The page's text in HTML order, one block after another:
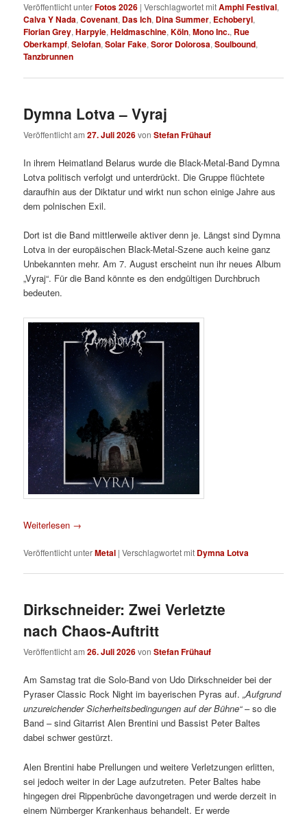
Veröffentlicht unterFotos 2026 |Verschlagwortet mitAmphi Festival,
Calva Y Nada,Covenant, Das Ich, Dina Summer, Echoberyl,
Florian Grey,Harpyie,Heldmaschine,Köln,Mono Inc., Rue
Oberkampf,Selofan,Solar Fake,Soror Dolorosa,Soulbound,
Tanzbrunnen
Dymna Lotva – Vyraj
Veröffentlicht am27. Juli 2026vonStefan Frühauf
In ihrem Heimatland Belarus wurde die Black-Metal-Band Dymna
Lotva politisch verfolgt und unterdrückt. Die Gruppe flüchtete
daraufhin aus der Diktatur und wirkt nun schon einige Jahre aus
dem polnischen Exil.
Dort ist die Band mittlerweile aktiver denn je. Längst sind Dymna
Lotva in der europäischen Black-Metal-Szene auch keine ganz
Unbekannten mehr. Am 7. August erscheint nun ihr neues Album
„Vyraj“. Für die Band könnte es den endgültigen Durchbruch
bedeuten.
Weiterlesen →
Veröffentlicht unterMetal |Verschlagwortet mit Dymna Lotva
Dirkschneider: Zwei Verletzte
nach Chaos-Auftritt
Veröffentlicht am26. Juli 2026vonStefan Frühauf
Am Samstag trat die Solo-Band von Udo Dirkschneider bei der
Pyraser Classic Rock Night im bayerischen Pyras auf.„Aufgrund
unzureichender Sicherheitsbedingungen auf der Bühne“– so die
Band – sind Gitarrist Alen Brentini und Bassist Peter Baltes
dabei schwer gestürzt.
Alen Brentini habe Prellungen und weitere Verletzungen erlitten,
sei jedoch weiter in der Lage aufzutreten. Peter Baltes habe
hingegen drei Rippenbrüche davongetragen und werde derzeit in
einem Nürnberger Krankenhaus behandelt. Er werde